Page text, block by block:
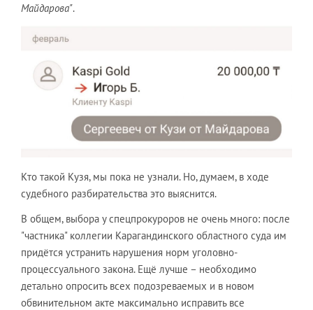
Майдарова".
Кто такой Кузя, мы пока не узнали. Но, думаем, в ходе
судебного разбирательства это выяснится.
В общем, выбора у спецпрокуроров не очень много: после
"частника" коллегии Карагандинского областного суда им
придётся устранить нарушения норм уголовно-
процессуального закона. Ещё лучше – необходимо
детально опросить всех подозреваемых и в новом
обвинительном акте максимально исправить все